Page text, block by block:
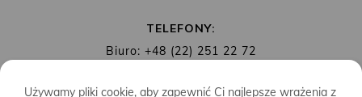
TELEFONY:
Biuro: +48 (22) 251 22 72
Używamy pliki cookie, aby zapewnić Ci najlepsze wrażenia z